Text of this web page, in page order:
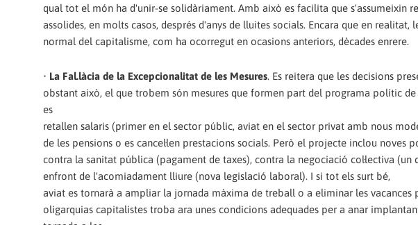
qual tot el món ha d'unir-se solidàriament. Amb això es facilita que s'assumeixin
assolides, en molts casos, després d'anys de lluites socials. Encara que en
normal del capitalisme, com ha ocorregut en ocasions anteriors, dècades enrere.
• La Fal.làcia de la Excepcionalitat de les Mesures. Es reitera que les decisions
obstant això, el que trobem són mesures que formen part del programa polític
es
retallen salaris (primer en el sector públic, aviat en el sector privat amb nous
de les pensions o es cancel·len prestacions socials. Però el projecte inclou
contra la sanitat pública (pagament de taxes), contra la negociació col·lectiva
enfront de l'acomiadament lliure (nova legislació laboral). I si tot els surt bé,
aviat es tornarà a ampliar la jornada màxima de treball o a eliminar les
oligarquias capitalistes troba ara unes condicions adequades per a anar